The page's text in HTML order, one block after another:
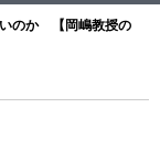
のか 【岡嶋教授の